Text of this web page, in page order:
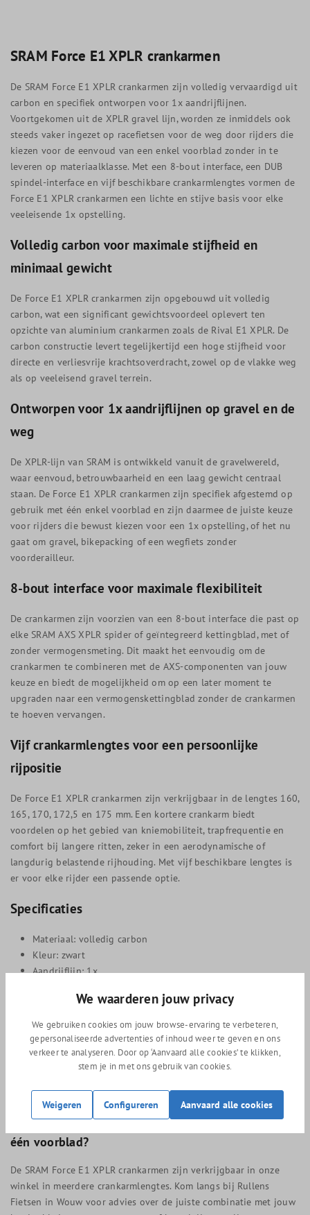
SRAM Force E1 XPLR crankarmen
De SRAM Force E1 XPLR crankarmen zijn volledig vervaardigd uit
carbon en specifiek ontworpen voor 1x aandrijflijnen.
Voortgekomen uit de XPLR gravel lijn, worden ze inmiddels ook
steeds vaker ingezet op racefietsen voor de weg door rijders die
kiezen voor de eenvoud van een enkel voorblad zonder in te
leveren op materiaalklasse. Met een 8-bout interface, een DUB
spindel-interface en vijf beschikbare crankarmlengtes vormen de
Force E1 XPLR crankarmen een lichte en stijve basis voor elke
veeleisende 1x opstelling.
Volledig carbon voor maximale stijfheid en
minimaal gewicht
De Force E1 XPLR crankarmen zijn opgebouwd uit volledig
carbon, wat een significant gewichtsvoordeel oplevert ten
opzichte van aluminium crankarmen zoals de Rival E1 XPLR. De
carbon constructie levert tegelijkertijd een hoge stijfheid voor
directe en verliesvrije krachtsoverdracht, zowel op de vlakke weg
als op veeleisend gravel terrein.
Ontworpen voor 1x aandrijflijnen op gravel en de
weg
De XPLR-lijn van SRAM is ontwikkeld vanuit de gravelwereld,
waar eenvoud, betrouwbaarheid en een laag gewicht centraal
staan. De Force E1 XPLR crankarmen zijn specifiek afgestemd op
gebruik met één enkel voorblad en zijn daarmee de juiste keuze
voor rijders die bewust kiezen voor een 1x opstelling, of het nu
gaat om gravel, bikepacking of een wegfiets zonder
voorderailleur.
8-bout interface voor maximale flexibiliteit
De crankarmen zijn voorzien van een 8-bout interface die past op
elke SRAM AXS XPLR spider of geïntegreerd kettingblad, met of
zonder vermogensmeting. Dit maakt het eenvoudig om de
crankarmen te combineren met de AXS-componenten van jouw
keuze en biedt de mogelijkheid om op een later moment te
upgraden naar een vermogenskettingblad zonder de crankarmen
te hoeven vervangen.
Vijf crankarmlengtes voor een persoonlijke
rijpositie
De Force E1 XPLR crankarmen zijn verkrijgbaar in de lengtes 160,
165, 170, 172,5 en 175 mm. Een kortere crankarm biedt
voordelen op het gebied van kniemobiliteit, trapfrequentie en
comfort bij langere ritten, zeker in een aerodynamische of
langdurig belastende rijhouding. Met vijf beschikbare lengtes is
er voor elke rijder een passende optie.
Specificaties
Materiaal: volledig carbon
Kleur: zwart
Aandrijflijn: 1x
Compatibele kettingbladen: SRAM AXS XPLR power en non-
power, 12 en 13-speed
Trapas-interface: DUB
Compatibele trapassen: alle SRAM Road DUB trapassen
Beschikbare crankarmlengtes: 160 / 165 / 170 / 172,5 / 175
Geschikt voor: gravel en racefietsen met 1x aandrijflijn
één voorblad?
De SRAM Force E1 XPLR crankarmen zijn verkrijgbaar in onze
winkel in meerdere crankarmlengtes. Kom langs bij Rullens
Fietsen in Wouw voor advies over de juiste combinatie met jouw
We waarderen jouw privacy
We gebruiken cookies om jouw browse-ervaring te verbeteren,
gepersonaliseerde advertenties of inhoud weer te geven en ons
verkeer te analyseren. Door op ‘Aanvaard alle cookies’ te klikken,
stem je in met ons gebruik van cookies.
Weigeren Configureren Aanvaard alle cookies